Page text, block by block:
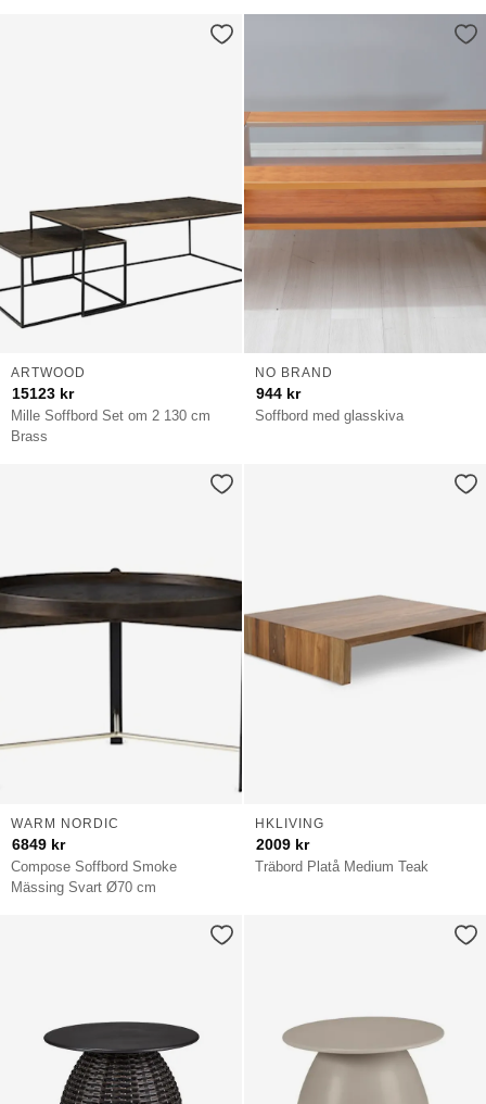
Mille Soffbord Set om 2 130 cm
Brass
ARTWOOD
15123 kr
Soffbord med glasskiva
NO BRAND
944 kr
Compose Soffbord Smoke
Mässing Svart Ø70 cm
WARM NORDIC
6849 kr
Träbord Platå Medium Teak
HKLIVING
2009 kr